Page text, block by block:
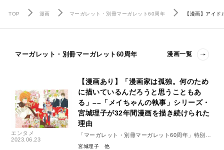
TOP 漫画 マーガレット・別冊マーガレット60周年 【漫画】アイ
マーガレット・別冊マーガレット60周年 漫画一覧
エンタメ
2023.06.23
【漫画あり】「漫画家は孤独。何のため
に描いているんだろうと思うこともあ
る」––「メイちゃんの執事」シリーズ・
宮城理子が32年間漫画を描き続けられた
理由
「マーガレット・別冊マーガレット60周年」特別イ
ンタビュー#７（後編）
宮城理子